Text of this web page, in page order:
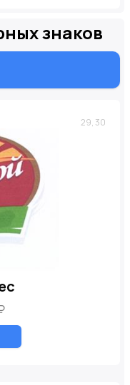
знаков
29, 30